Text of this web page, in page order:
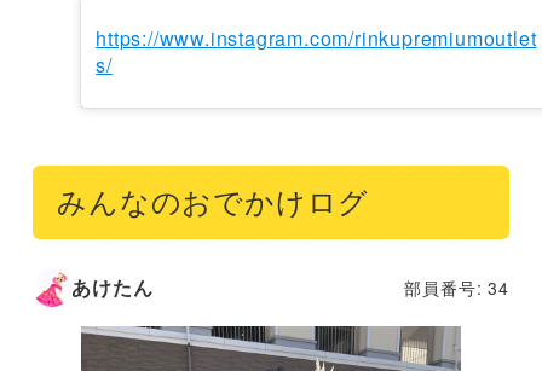
https://www.instagram.com/rinkupremiumoutlet
s/
みんなのおでかけログ
あけたん 部員番号: 34